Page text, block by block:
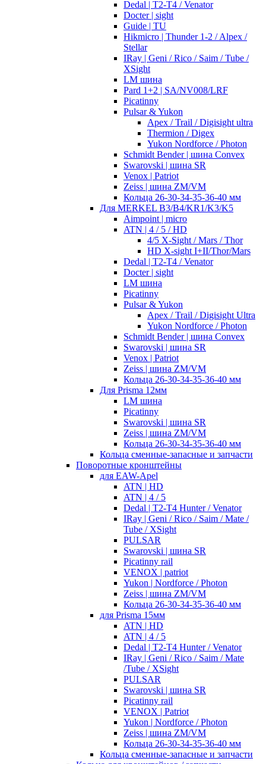
Dedal | T2-T4 / Venator
Docter | sight
Guide | TU
Hikmicro | Thunder 1-2 / Alpex /
Stellar
IRay | Geni / Rico / Saim / Tube /
XSight
LM шина
Pard 1+2 | SA/NV008/LRF
Picatinny
Pulsar & Yukon
Apex / Trail / Digisight ultra
Thermion / Digex
Yukon Nordforce / Photon
Schmidt Bender | шина Convex
Swarovski | шина SR
Venox | Patriot
Zeiss | шина ZM/VM
Кольца 26-30-34-35-36-40 мм
Для MERKEL B3/B4/KR1/K3/K5
Aimpoint | micro
ATN | 4 / 5 / HD
4/5 X-Sight / Mars / Thor
HD X-sight I+II/Thor/Mars
Dedal | T2-T4 / Venator
Docter | sight
LM шина
Picatinny
Pulsar & Yukon
Apex / Trail / Digisight Ultra
Yukon Nordforce / Photon
Schmidt Bender | шина Convex
Swarovski | шина SR
Venox | Patriot
Zeiss | шина ZM/VM
Кольца 26-30-34-35-36-40 мм
Для Prisma 12мм
LM шина
Picatinny
Swarovski | шина SR
Zeiss | шина ZM/VM
Кольца 26-30-34-35-36-40 мм
Кольца сменные-запасные и запчасти
Поворотные кронштейны
для EAW-Apel
ATN | HD
ATN | 4 / 5
Dedal | T2-T4 Hunter / Venator
IRay | Geni / Rico / Saim / Mate /
Tube / XSight
PULSAR
Swarovski | шина SR
Picatinny rail
VENOX | patriot
Yukon | Nordforce / Photon
Zeiss | шина ZM/VM
Кольца 26-30-34-35-36-40 мм
для Prisma 15мм
ATN | HD
ATN | 4 / 5
Dedal | T2-T4 Hunter / Venator
IRay | Geni / Rico / Saim / Mate
/Tube / XSight
PULSAR
Swarovski | шина SR
Picatinny rail
VENOX | Patriot
Yukon | Nordforce / Photon
Zeiss | шина ZM/VM
Кольца 26-30-34-35-36-40 мм
Кольца сменные-запасные и запчасти